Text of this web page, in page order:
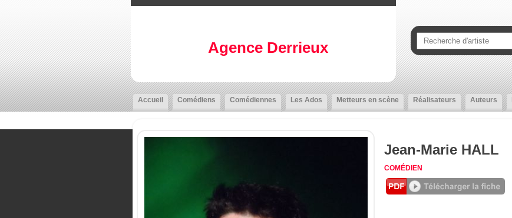
Agence Derrieux
Accueil Comédiens Comédiennes Les Ados Metteurs en scène Réalisateurs Auteurs
Jean-Marie HALL
COMÉDIEN